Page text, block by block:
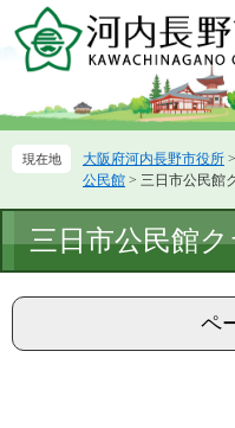
ー
先
ニ
を
て
大阪府河内長野市役所 >
公民館 > 三日市公民館
文
三日市公民館
ペ